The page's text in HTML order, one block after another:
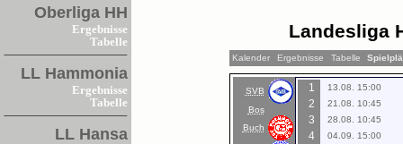
Oberliga HH
Ergebnisse
Tabelle
LL Hammonia
Ergebnisse
Tabelle
LL Hansa
Landesliga
Kalender Ergebnisse Tabelle
SVB
Bos
Buch
1 13.08. 15:00
2 21.08. 10:45
3 28.08. 10:45
4 04.09. 15:00